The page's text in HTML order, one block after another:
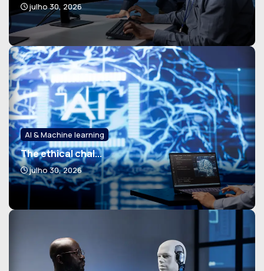
julho 30, 2026
AI & Machine learning
The ethical chal...
julho 30, 2026